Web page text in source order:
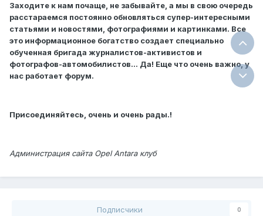
Заходите к нам почаще, не забывайте, а мы в свою очередь
расстараемся постоянно обновляться супер-интересными
статьями и новостями, фотографиями и картинками. Все
это информационное богатство создает специально
обученная бригада журналистов-активистов и
фотографов-автомобилистов… Да! Еще что очень важно, у
нас работает форум.
Присоединяйтесь, очень и очень рады.!
Администрация сайта Opel Antara клуб
Подписчики 0